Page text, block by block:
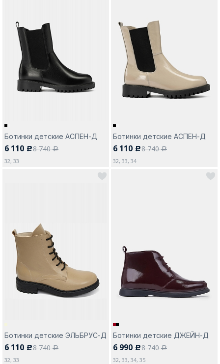
Ботинки детские АСПЕН-Д
6 110 c8 740a
32, 33
Ботинки детские АСПЕН-Д
6 110 c8 740a
32, 33, 34
Ботинки детские ЭЛЬБРУС-Д
6 110 c8 740a
32, 33
Ботинки детские ДЖЕЙН-Д
6 990 c8 740a
32, 33, 34, 35